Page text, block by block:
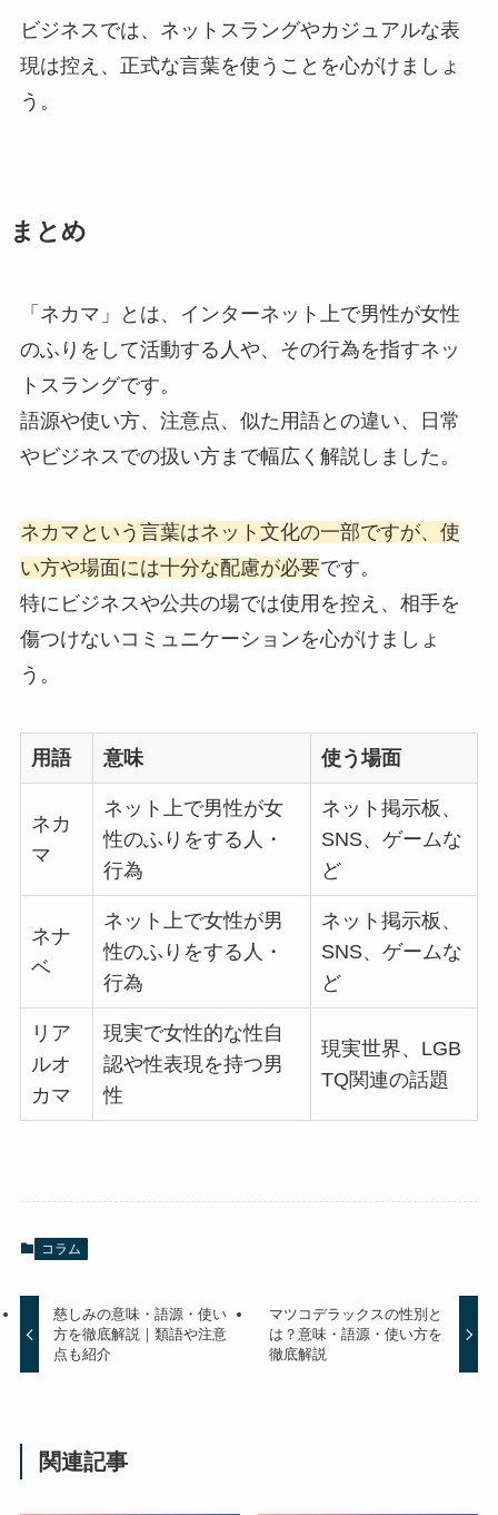
ビジネスでは、ネットスラングやカジュアルな表
現は控え、正式な言葉を使うことを心がけましょ
う。
まとめ
「ネカマ」とは、インターネット上で男性が女性
のふりをして活動する人や、その行為を指すネッ
トスラングです。
語源や使い方、注意点、似た用語との違い、日常
やビジネスでの扱い方まで幅広く解説しました。
ネカマという言葉はネット文化の一部ですが、使
い方や場面には十分な配慮が必要です。
特にビジネスや公共の場では使用を控え、相手を
傷つけないコミュニケーションを心がけましょ
う。
用語 意味 使う場面
ネカ
マ
ネット上で男性が女
性のふりをする人・
行為
ネット掲示板、
SNS、ゲームな
ど
ネナ
ベ
ネット上で女性が男
性のふりをする人・
行為
ネット掲示板、
SNS、ゲームな
ど
リア
ルオ
カマ
現実で女性的な性自
認や性表現を持つ男
性
現実世界、LGB
TQ関連の話題
コラム
慈しみの意味・語源・使い
方を徹底解説｜類語や注意
点も紹介
マツコデラックスの性別と
は？意味・語源・使い方を
徹底解説
関連記事